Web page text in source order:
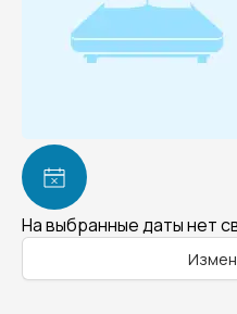
На выбранные даты нет